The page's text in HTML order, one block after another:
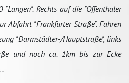
Rechts auf die "Offenthaler
Abfahrt "Frankfurter Straße". Fahren
"Darmstädter-/Hauptstraße", links
und noch ca. 1km bis zur Ecke
.